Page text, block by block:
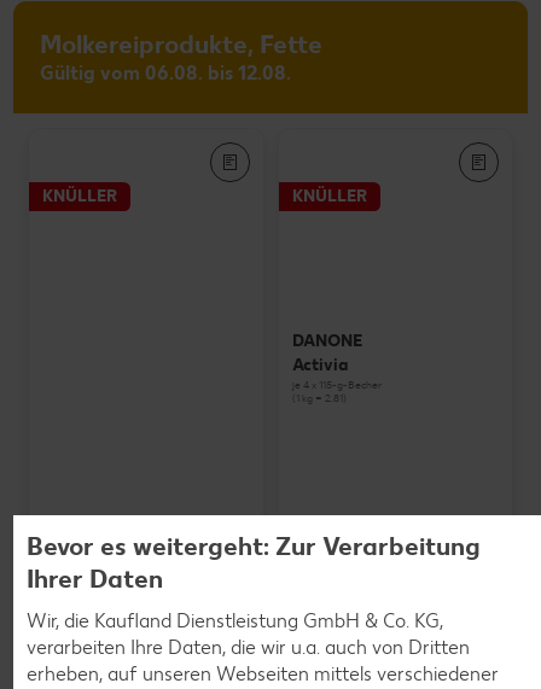
Molkereiprodukte, Fette
Gültig vom 06.08. bis 12.08.
KNÜLLER KNÜLLER
DANONE
Activia
je 4 x 115-g-Becher
(1 kg = 2.81)
Bevor es weitergeht: Zur Verarbeitung
Ihrer Daten
Wir, die Kaufland Dienstleistung GmbH & Co. KG,
verarbeiten Ihre Daten, die wir u.a. auch von Dritten
erheben, auf unseren Webseiten mittels verschiedener